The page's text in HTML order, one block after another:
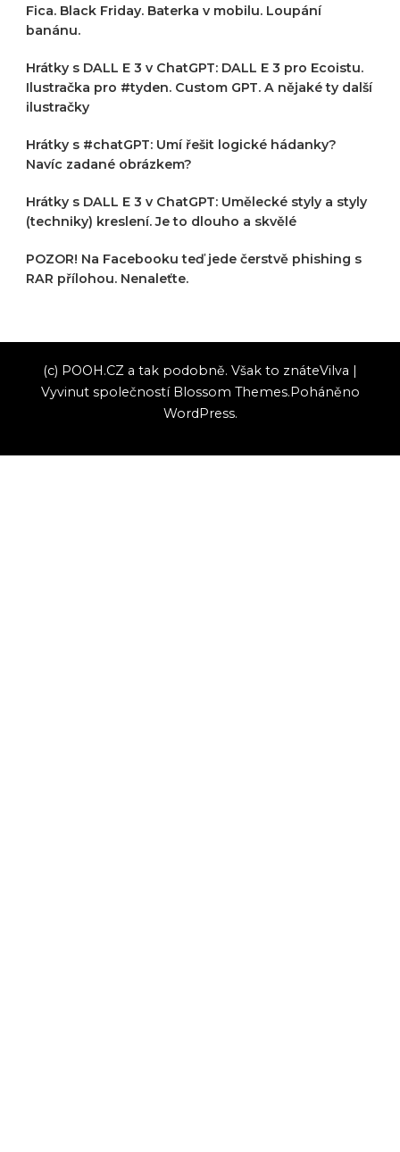
Fica. Black Friday. Baterka v mobilu. Loupání
banánu.
Hrátky s DALL E 3 v ChatGPT: DALL E 3 pro Ecoistu.
Ilustračka pro #tyden. Custom GPT. A nějaké ty další
ilustračky
Hrátky s #chatGPT: Umí řešit logické hádanky?
Navíc zadané obrázkem?
Hrátky s DALL E 3 v ChatGPT: Umělecké styly a styly
(techniky) kreslení. Je to dlouho a skvělé
POZOR! Na Facebooku teď jede čerstvě phishing s
RAR přílohou. Nenaleťte.
(c) POOH.CZ a tak podobně. Však to znáteVilva |
Vyvinut společností Blossom Themes.Poháněno
WordPress.